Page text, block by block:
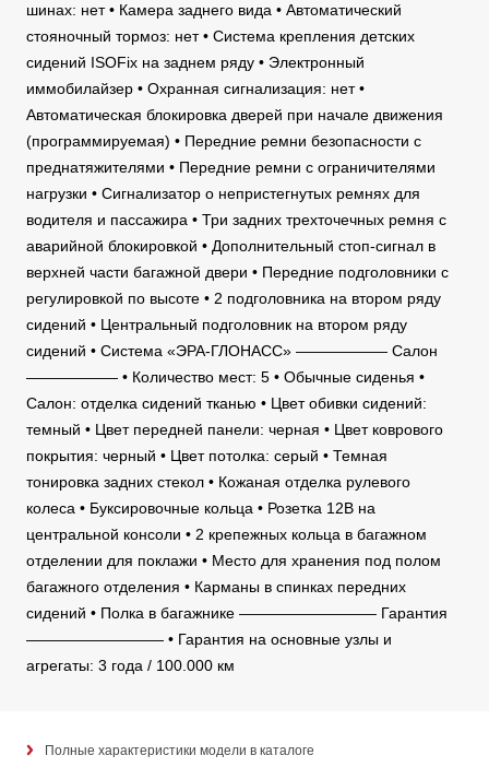
шинах: нет • Камера заднего вида • Автоматический
стояночный тормоз: нет • Система крепления детских
сидений ISOFix на заднем ряду • Электронный
иммобилайзер • Охранная сигнализация: нет •
Автоматическая блокировка дверей при начале движения
(программируемая) • Передние ремни безопасности с
преднатяжителями • Передние ремни с ограничителями
нагрузки • Сигнализатор о непристегнутых ремнях для
водителя и пассажира • Три задних трехточечных ремня с
аварийной блокировкой • Дополнительный стоп-сигнал в
верхней части багажной двери • Передние подголовники с
регулировкой по высоте • 2 подголовника на втором ряду
сидений • Центральный подголовник на втором ряду
сидений • Система «ЭРА-ГЛОНАСС» —————— Салон
—————— • Количество мест: 5 • Обычные сиденья •
Салон: отделка сидений тканью • Цвет обивки сидений:
темный • Цвет передней панели: черная • Цвет коврового
покрытия: черный • Цвет потолка: серый • Темная
тонировка задних стекол • Кожаная отделка рулевого
колеса • Буксировочные кольца • Розетка 12В на
центральной консоли • 2 крепежных кольца в багажном
отделении для поклажи • Место для хранения под полом
багажного отделения • Карманы в спинках передних
сидений • Полка в багажнике ————————— Гарантия
————————— • Гарантия на основные узлы и
агрегаты: 3 года / 100.000 км
Полные характеристики модели в каталоге